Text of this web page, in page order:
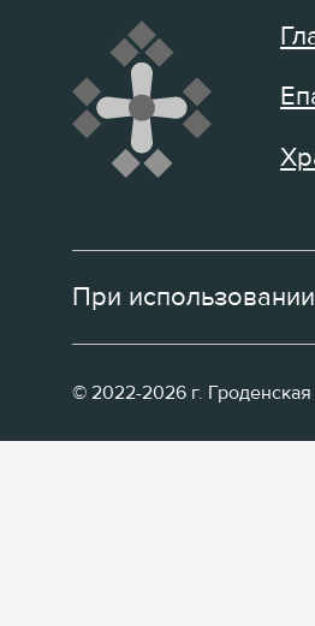
При
© 2022-2026 г.